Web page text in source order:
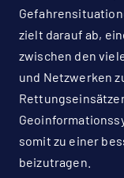
zielt darauf ab,
zwischen den
und Netzwerken
somit zu einer
beizutragen.